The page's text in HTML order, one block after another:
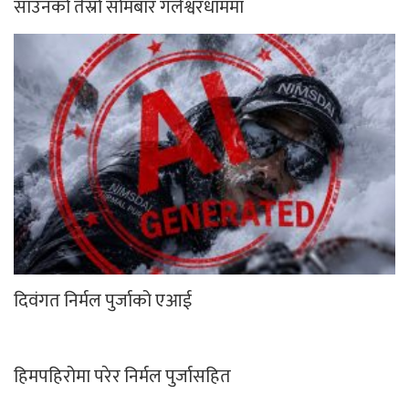
साउनको तेस्रो सोमबार गलेश्वरधाममा
दिवंगत निर्मल पुर्जाको एआई
हिमपहिरोमा परेर निर्मल पुर्जासहित